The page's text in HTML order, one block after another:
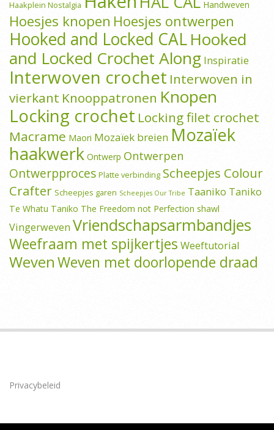
Haakplein Nostalgia Handweven
Hoesjes knopen Hoesjes ontwerpen
Hooked and Locked CALHooked
and Locked Crochet Along Inspiratie
Interwoven crochet Interwoven in
vierkant Knooppatronen Knopen
Locking crochet Locking filet crochet
Macrame Maori Mozaïek breien Mozaïek
haakwerk Ontwerp Ontwerpen
Ontwerpproces Platte verbinding Scheepjes Colour
Crafter Scheepjes garen Scheepjes Our Tribe Taaniko Taniko
Te Whatu Taniko The Freedom not Perfection shawl
VingerwevenVriendschapsarmbandjes
Weefraam met spijkertjes Weeftutorial
WevenWeven met doorlopende draad
Privacybeleid